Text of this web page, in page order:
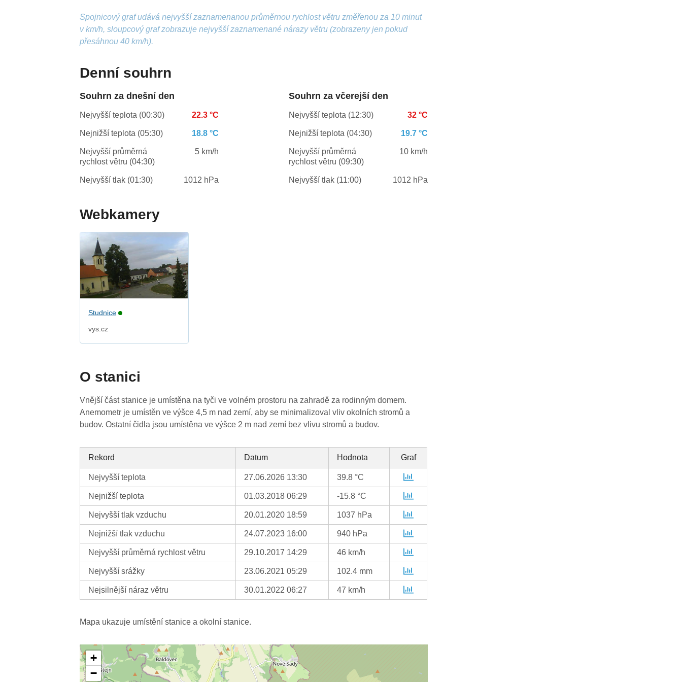
Spojnicový graf udává nejvyšší zaznamenanou průměrnou rychlost větru změřenou za 10 minut
v km/h, sloupcový graf zobrazuje nejvyšší zaznamenané nárazy větru (zobrazeny jen pokud
přesáhnou 40 km/h).
Denní souhrn
Souhrn za dnešní den
Nejvyšší teplota (00:30) 22.3 °C
Nejnižší teplota (05:30) 18.8 °C
Nejvyšší průměrná
rychlost větru (04:30)
5 km/h
Nejvyšší tlak (01:30) 1012 hPa
Souhrn za včerejší den
Nejvyšší teplota (12:30) 32 °C
Nejnižší teplota (04:30) 19.7 °C
Nejvyšší průměrná
rychlost větru (09:30)
10 km/h
Nejvyšší tlak (11:00) 1012 hPa
Webkamery
Studnice
vys.cz
O stanici
Vnější část stanice je umístěna na tyči ve volném prostoru na zahradě za rodinným domem.
Anemometr je umístěn ve výšce 4,5 m nad zemí, aby se minimalizoval vliv okolních stromů a
budov. Ostatní čidla jsou umístěna ve výšce 2 m nad zemí bez vlivu stromů a budov.
Rekord Datum Hodnota Graf
Nejvyšší teplota 27.06.2026 13:30 39.8 °C
Nejnižší teplota 01.03.2018 06:29 -15.8 °C
Nejvyšší tlak vzduchu 20.01.2020 18:59 1037 hPa
Nejnižší tlak vzduchu 24.07.2023 16:00 940 hPa
Nejvyšší průměrná rychlost větru 29.10.2017 14:29 46 km/h
Nejvyšší srážky 23.06.2021 05:29 102.4 mm
Nejsilnější náraz větru 30.01.2022 06:27 47 km/h
Mapa ukazuje umístění stanice a okolní stanice.
+
−